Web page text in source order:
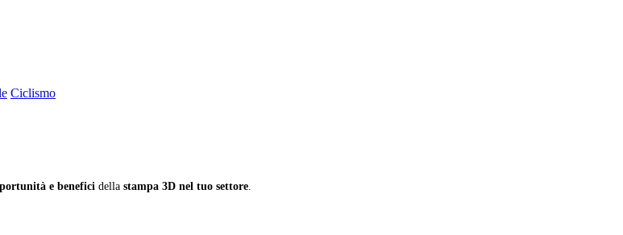
Ciclismo
e benefici della stampa 3D nel tuo settore